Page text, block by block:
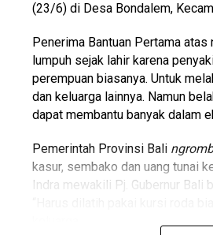
Advertisements
Advertisements
Advertisements
(23/6) di Desa Bondalem,
Penerima Bantuan Pertama
lumpuh sejak lahir karena
perempuan biasanya. Untuk
dan keluarga lainnya. Namun
dapat membantu banyak dalam
Pemerintah Provinsi Bali
kasur, sembako dan uang tunai
Indra mewakili Pj. Gubernur Bali